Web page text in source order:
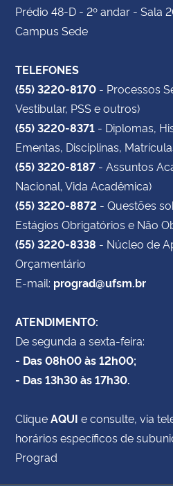
Prédio 48-D - 2º andar - Sala
Campus Sede
TELEFONES
(55) 3220-8170 - Processos
Vestibular, PSS e outros)
(55) 3220-8371 - Diplomas,
Ementas, Disciplinas,
(55) 3220-8187 - Assuntos
Nacional, Vida Acadêmica)
(55) 3220-8872 - Questões
Estágios Obrigatórios e Não
(55) 3220-8338 - Núcleo de
Orçamentário
E-mail: prograd@ufsm.br
ATENDIMENTO:
De segunda a sexta-feira:
- Das 08h00 às 12h00;
- Das 13h30 às 17h30.
CliqueAQUI e consulte, via
horários específicos de
Prograd